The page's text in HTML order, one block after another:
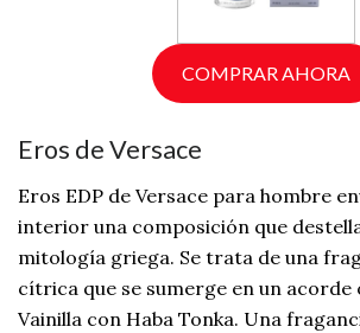
COMPRAR AHORA
Eros de Versace
Eros EDP de Versace para hombre
interior una composición que
mitología griega. Se trata de una
cítrica que se sumerge en un acorde
Vainilla con Haba Tonka. Una